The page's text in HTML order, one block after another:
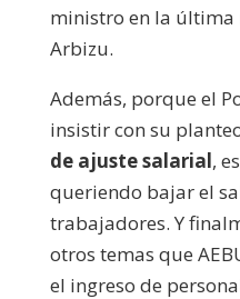
ministro en la última
Arbizu.
Además, porque el
insistir con su
de ajuste salarial,
queriendo bajar el
trabajadores. Y
otros temas que
el ingreso de